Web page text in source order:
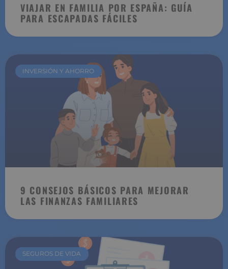
VIAJAR EN FAMILIA POR ESPAÑA: GUÍA
PARA ESCAPADAS FÁCILES
INVERSIÓN Y AHORRO
9 CONSEJOS BÁSICOS PARA MEJORAR
LAS FINANZAS FAMILIARES
SEGUROS DE VIDA